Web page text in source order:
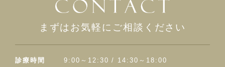
まずはお気軽にご相談ください
診療時間
9:00～12:30 / 14:30～18:00